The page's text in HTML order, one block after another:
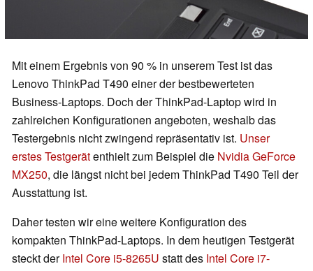
Mit einem Ergebnis von 90 % in unserem Test ist das
Lenovo ThinkPad T490 einer der bestbewerteten
Business-Laptops. Doch der ThinkPad-Laptop wird in
zahlreichen Konfigurationen angeboten, weshalb das
Testergebnis nicht zwingend repräsentativ ist. Unser
erstes Testgerätenthielt zum Beispiel die Nvidia GeForce
MX250, die längst nicht bei jedem ThinkPad T490 Teil der
Ausstattung ist.
Daher testen wir eine weitere Konfiguration des
kompakten ThinkPad-Laptops. In dem heutigen Testgerät
steckt derIntel Core i5-8265U statt des Intel Core i7-